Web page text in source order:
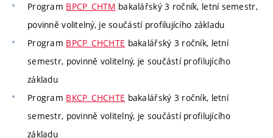
Program BPCP_CHTM bakalářský 3 ročník, letní semestr,
povinně volitelný, je součástí profilujícího základu
Program BPCP_CHCHTE bakalářský 3 ročník, letní
semestr, povinně volitelný, je součástí profilujícího
základu
Program BKCP_CHCHTE bakalářský 3 ročník, letní
semestr, povinně volitelný, je součástí profilujícího
základu